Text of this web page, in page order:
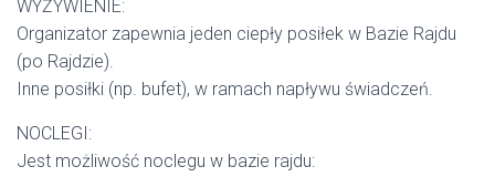
WYŻYWIENIE:
Organizator zapewnia jeden ciepły posiłek w Bazie Rajdu
(po Rajdzie).
Inne posiłki (np. bufet), w ramach napływu świadczeń.
NOCLEGI:
Jest możliwość noclegu w bazie rajdu: